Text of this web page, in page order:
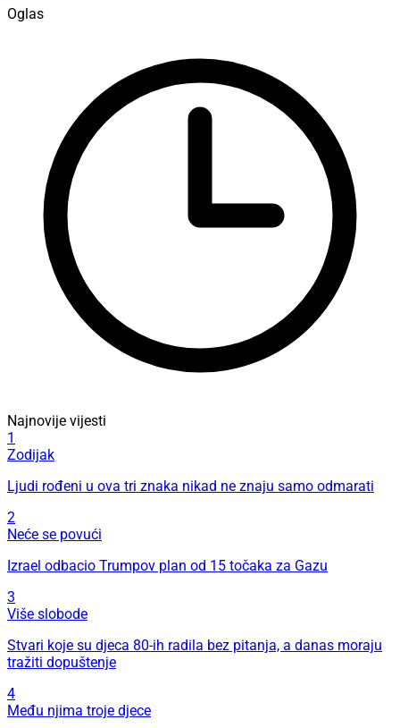
Oglas
Najnovije vijesti
1
Zodijak
Ljudi rođeni u ova tri znaka nikad ne znaju samo odmarati
2
Neće se povući
Izrael odbacio Trumpov plan od 15 točaka za Gazu
3
Više slobode
Stvari koje su djeca 80-ih radila bez pitanja, a danas moraju
tražiti dopuštenje
4
Među njima troje djece